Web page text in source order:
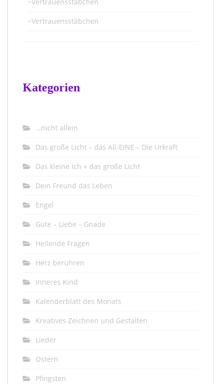
~Vertrauensstäbchen
~Vertrauensstäbchen
Kategorien
…nicht allein
Das große Licht – das All-EINE – Die Urkraft
Das kleine Ich + das große Licht
Dein Freund das Leben
Engel
Güte – Liebe – Gnade
Heilende Fragen
Herz berühren
Inneres Kind
Kalenderblatt des Monats
Kreatives Zeichnen und Gestalten
Lieder
Ostern
Pfingsten